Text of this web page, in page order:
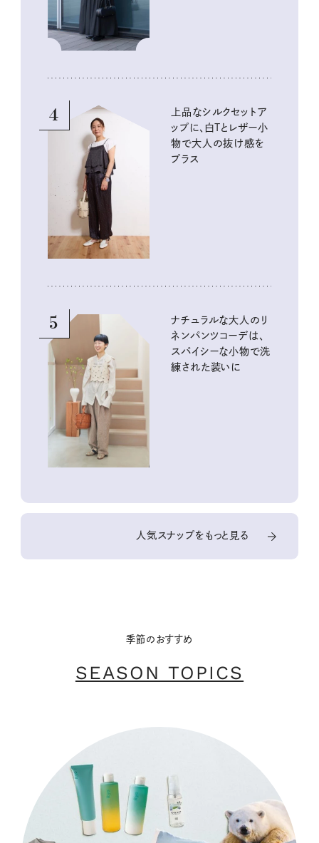
4
上品なシルクセットア
ップに、白Tとレザー小
物で大人の抜け感を
プラス
5
ナチュラルな大人のリ
ネンパンツコーデは、
スパイシーな小物で洗
練された装いに
人気スナップをもっと見る
季節のおすすめ
SEASON TOPICS